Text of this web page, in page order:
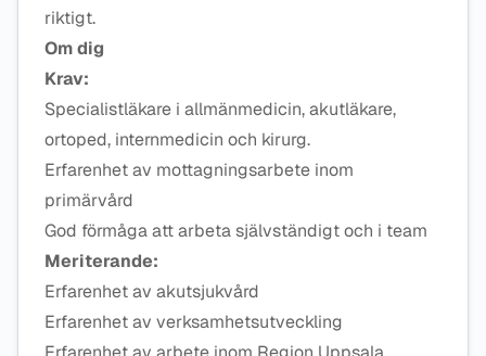
riktigt.
Om dig
Krav:
Specialistläkare i allmänmedicin, akutläkare,
ortoped, internmedicin och kirurg.
Erfarenhet av mottagningsarbete inom
primärvård
God förmåga att arbeta självständigt och i team
Meriterande:
Erfarenhet av akutsjukvård
Erfarenhet av verksamhetsutveckling